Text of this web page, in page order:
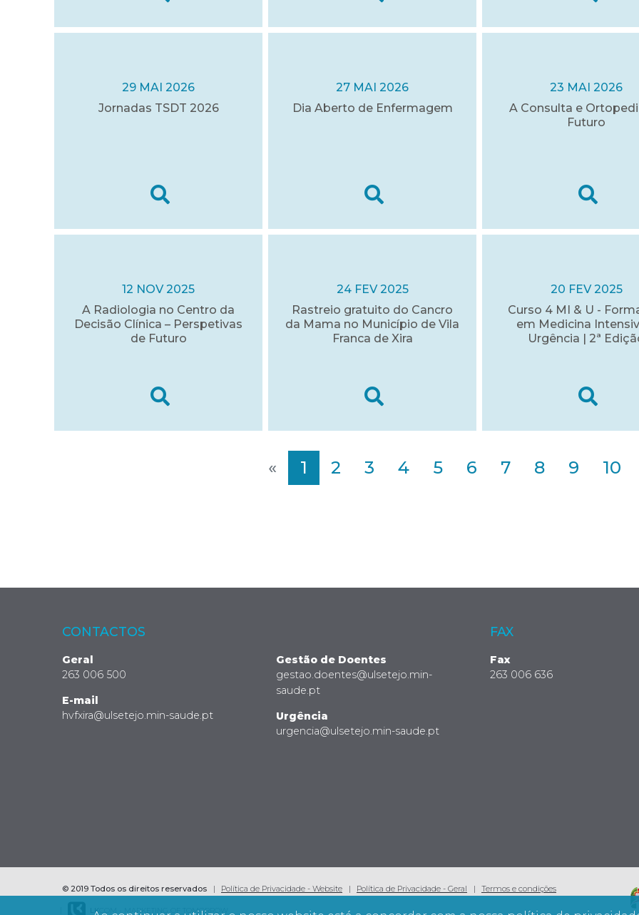
29 MAI 2026
Jornadas TSDT 2026
27 MAI 2026
Dia Aberto de Enfermagem
23 MAI 2026
A Consulta e
Futuro
12 NOV 2025
A Radiologia no Centro da
Decisão Clínica – Perspetivas
de Futuro
24 FEV 2025
Rastreio gratuito do Cancro
da Mama no Município de Vila
Franca de Xira
20 FEV 2025
Curso 4 MI & U -
em Medicina
Urgência | 2ª
« 1 2 3 4 5 6 7 8 9 10
CONTACTOS
Geral
263 006 500
E-mail
hvfxira@ulsetejo.min-saude.pt
Gestão de Doentes
gestao.doentes@ulsetejo.min-
saude.pt
Urgência
urgencia@ulsetejo.min-saude.pt
FAX
Fax
263 006 636
© 2019 Todos os direitos reservados Política de Privacidade - Website Política de Privacidade - Geral Termos e condições
LK COM - MARKETING OF TOMORROW